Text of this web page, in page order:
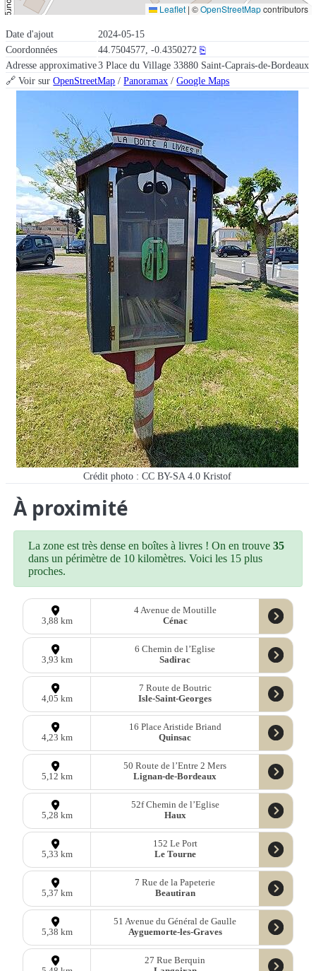
Date d'ajout
2024-05-15
Coordonnées
44.7504577, -0.4350272 ⎘
Adresse approximative3 Place du Village 33880 Saint-Caprais-de-Bordeaux
🔗 Voir surOpenStreetMap /Panoramax /Google Maps
Crédit photo : CC BY-SA 4.0 Kristof
Leaflet | ©OpenStreetMapcontributors
À proximité
La zone est très dense en boîtes à livres ! On en trouve35
dans un périmètre de 10 kilomètres. Voici les 15 plus
proches.
3,88 km
4 Avenue de Moutille
Cénac
3,93 km
6 Chemin de l’Eglise
Sadirac
4,05 km
7 Route de Boutric
Isle-Saint-Georges
4,23 km
16 Place Aristide Briand
Quinsac
5,12 km
50 Route de l’Entre 2 Mers
Lignan-de-Bordeaux
5,28 km
52f Chemin de l’Eglise
Haux
5,33 km
152 Le Port
Le Tourne
5,37 km
7 Rue de la Papeterie
Beautiran
5,38 km
51 Avenue du Général de Gaulle
Ayguemorte-les-Graves
27 Rue Berquin